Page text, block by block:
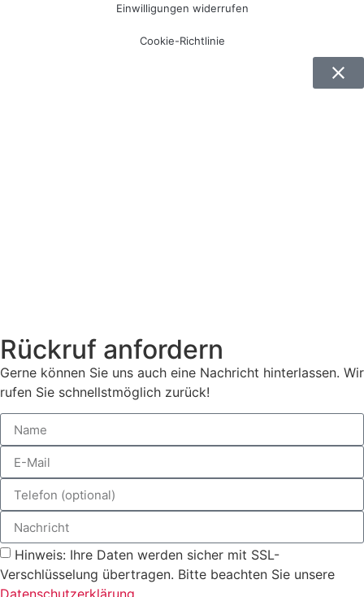
Einwilligungen widerrufen
Cookie-Richtlinie
Rückruf anfordern
Gerne können Sie uns auch eine Nachricht hinterlassen. Wir
rufen Sie schnellstmöglich zurück!
Hinweis: Ihre Daten werden sicher mit SSL-
Verschlüsselung übertragen. Bitte beachten Sie unsere
Datenschutzerklärung